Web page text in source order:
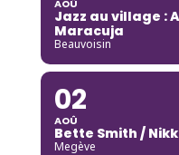
AOÛ
Jazz au village :
Maracuja
Beauvoisin
02
AOÛ
Bette Smith /
Megève